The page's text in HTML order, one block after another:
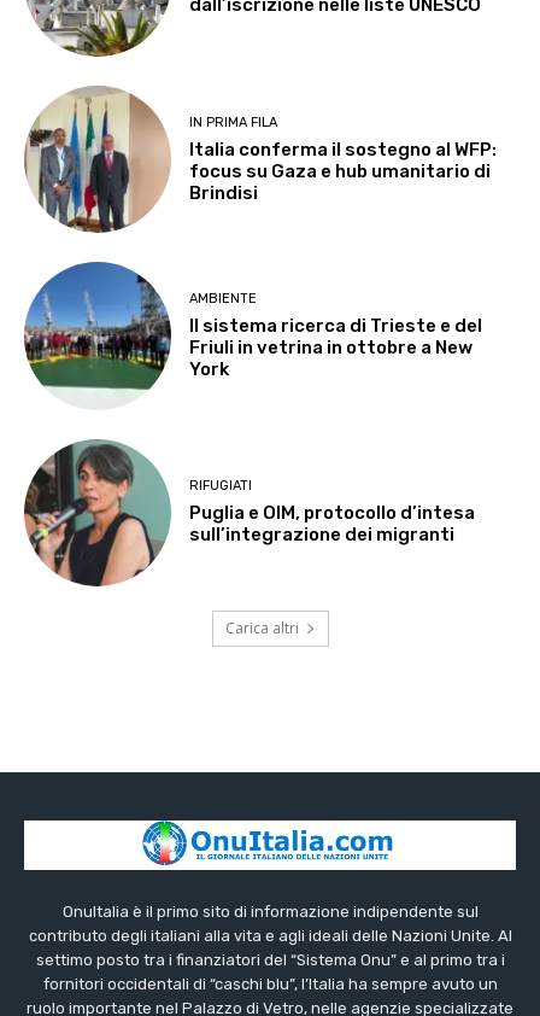
dall’iscrizione nelle liste UNESCO
IN PRIMA FILA
Italia conferma il sostegno al WFP:
focus su Gaza e hub umanitario di
Brindisi
AMBIENTE
Il sistema ricerca di Trieste e del
Friuli in vetrina in ottobre a New
York
RIFUGIATI
Puglia e OIM, protocollo d’intesa
sull’integrazione dei migranti
Carica altri
OnuItalia è il primo sito di informazione indipendente sul
contributo degli italiani alla vita e agli ideali delle Nazioni Unite. Al
settimo posto tra i finanziatori del “Sistema Onu” e al primo tra i
fornitori occidentali di “caschi blu”, l’Italia ha sempre avuto un
ruolo importante nel Palazzo di Vetro, nelle agenzie specializzate